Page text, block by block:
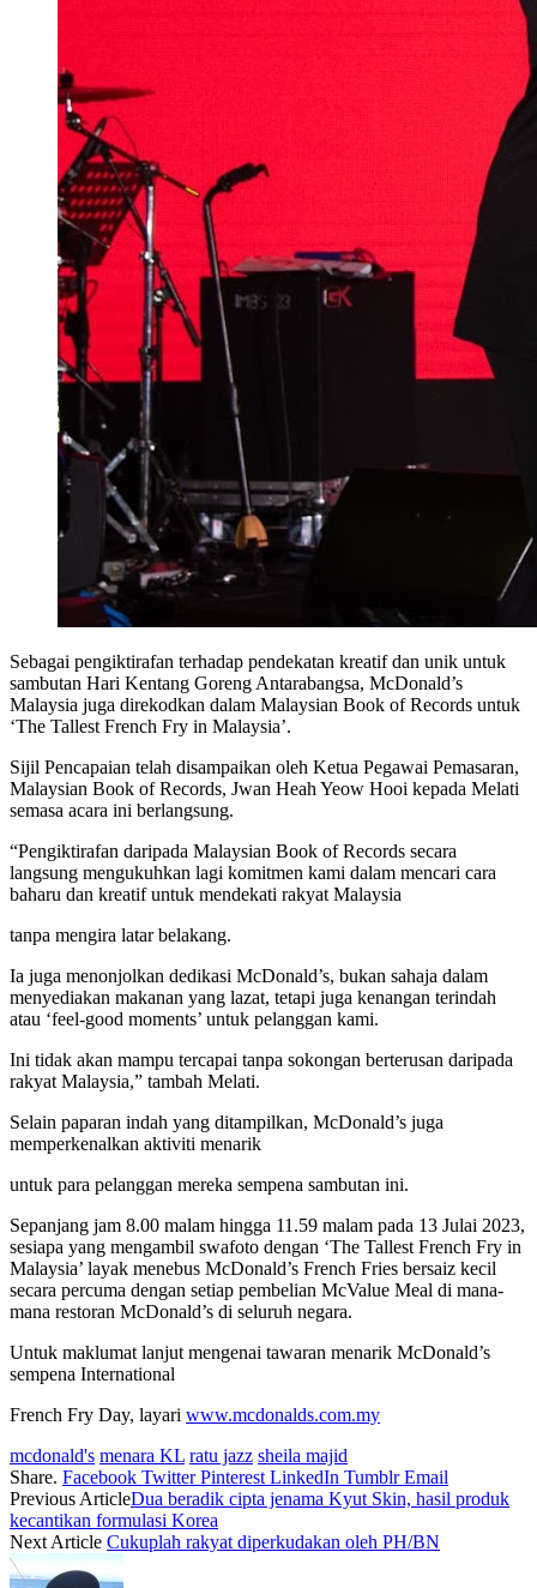
Sebagai pengiktirafan terhadap pendekatan kreatif dan unik untuk
sambutan Hari Kentang Goreng Antarabangsa, McDonald’s
Malaysia juga direkodkan dalam Malaysian Book of Records untuk
‘The Tallest French Fry in Malaysia’.
Sijil Pencapaian telah disampaikan oleh Ketua Pegawai Pemasaran,
Malaysian Book of Records, Jwan Heah Yeow Hooi kepada Melati
semasa acara ini berlangsung.
“Pengiktirafan daripada Malaysian Book of Records secara
langsung mengukuhkan lagi komitmen kami dalam mencari cara
baharu dan kreatif untuk mendekati rakyat Malaysia
tanpa mengira latar belakang.
Ia juga menonjolkan dedikasi McDonald’s, bukan sahaja dalam
menyediakan makanan yang lazat, tetapi juga kenangan terindah
atau ‘feel-good moments’ untuk pelanggan kami.
Ini tidak akan mampu tercapai tanpa sokongan berterusan daripada
rakyat Malaysia,” tambah Melati.
Selain paparan indah yang ditampilkan, McDonald’s juga
memperkenalkan aktiviti menarik
untuk para pelanggan mereka sempena sambutan ini.
Sepanjang jam 8.00 malam hingga 11.59 malam pada 13 Julai 2023,
sesiapa yang mengambil swafoto dengan ‘The Tallest French Fry in
Malaysia’ layak menebus McDonald’s French Fries bersaiz kecil
secara percuma dengan setiap pembelian McValue Meal di mana-
mana restoran McDonald’s di seluruh negara.
Untuk maklumat lanjut mengenai tawaran menarik McDonald’s
sempena International
French Fry Day, layari www.mcdonalds.com.my
mcdonald's menara KL ratu jazz sheila majid
Share. Facebook Twitter Pinterest LinkedIn Tumblr Email
Previous ArticleDua beradik cipta jenama Kyut Skin, hasil produk
kecantikan formulasi Korea
Next Article Cukuplah rakyat diperkudakan oleh PH/BN